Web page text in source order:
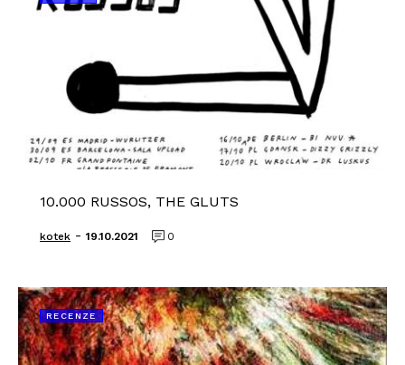
10.000 RUSSOS, THE GLUTS
kotek - 19.10.2021 0
RECENZE